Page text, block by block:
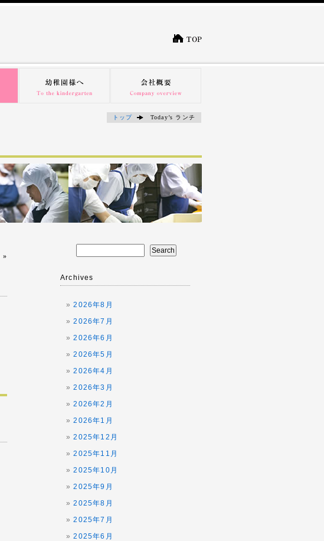
トップ Today’s ランチ
»
Archives
2026年8月
2026年7月
2026年6月
2026年5月
2026年4月
2026年3月
2026年2月
2026年1月
2025年12月
2025年11月
2025年10月
2025年9月
2025年8月
2025年7月
2025年6月